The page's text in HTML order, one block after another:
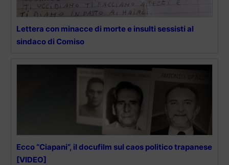
Lettera con minacce di morte e insulti sessisti al
sindaco di Comiso
Ecco “Ciapani”, il docufilm sul caos politico trapanese
[VIDEO]